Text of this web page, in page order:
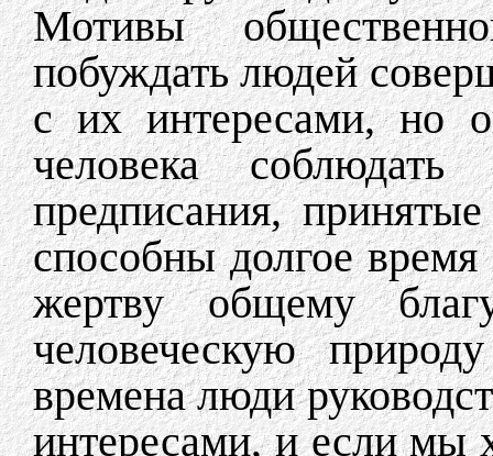
Мотивы
побуждать людей
с их интересами, но
человека
предписания,
способны долгое
жертву общему
человеческую
времена люди
интересами, и если мы